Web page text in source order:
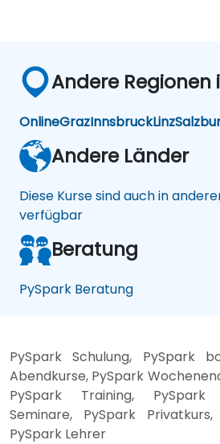
Andere Regionen
OnlineGrazInnsbruckLinz
Andere Länder
Diese Kurse sind auch in
verfügbar
Beratung
PySpark Beratung
PySpark Schulung, PySpark
Abendkurse, PySpark
PySpark Training, PySpark
Seminare, PySpark
PySpark Lehrer